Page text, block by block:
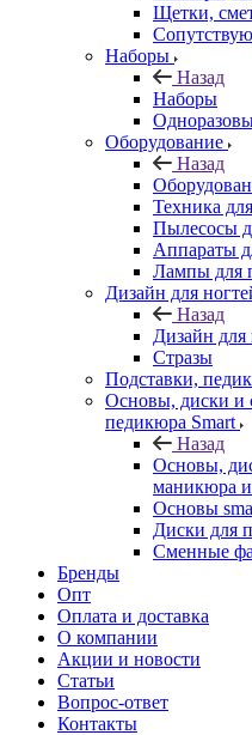
Щетки,
Наборы
Назад
Наборы
Оборудование
Назад
Техника
Пылесосы
Аппараты
Лампы для
Дизайн для
Назад
Дизайн для
Стразы
Подставки,
Основы, диски и
педикюра Smart
Назад
Основы,
маникюра
Основы
Диски для
Сменные
Бренды
Опт
Оплата и доставка
О компании
Акции и новости
Статьи
Вопрос-ответ
Контакты